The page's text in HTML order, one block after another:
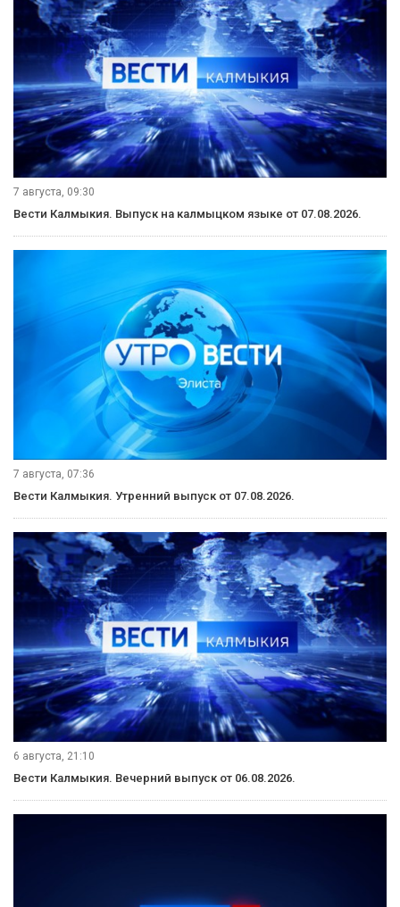
7 августа, 09:30
Вести Калмыкия. Выпуск на калмыцком языке от 07.08.2026.
7 августа, 07:36
Вести Калмыкия. Утренний выпуск от 07.08.2026.
6 августа, 21:10
Вести Калмыкия. Вечерний выпуск от 06.08.2026.